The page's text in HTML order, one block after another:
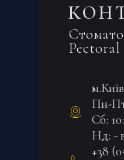
Pectoral
Пн-
Сб:
Нд: -
+38